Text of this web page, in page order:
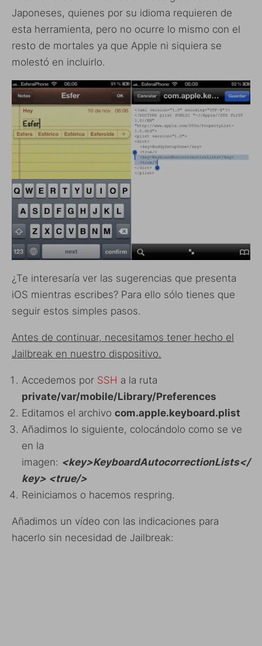
Japoneses, quienes por su idioma requieren de
esta herramienta, pero no ocurre lo mismo con el
resto de mortales ya que Apple ni siquiera se
molestó en incluirlo.
¿Te interesaría ver las sugerencias que presenta
iOS mientras escribes? Para ello sólo tienes que
seguir estos simples pasos.
Antes de continuar, necesitamos tener hecho el
Jailbreak en nuestro dispositivo.
Accedemos por SSH a la ruta
private/var/mobile/Library/Preferences
Editamos el archivo com.apple.keyboard.plist
Añadimos lo siguiente, colocándolo como se ve
en la
imagen: <key>KeyboardAutocorrectionLists</
key> <true/>
Reiniciamos o hacemos respring.
Añadimos un vídeo con las indicaciones para
hacerlo sin necesidad de Jailbreak: